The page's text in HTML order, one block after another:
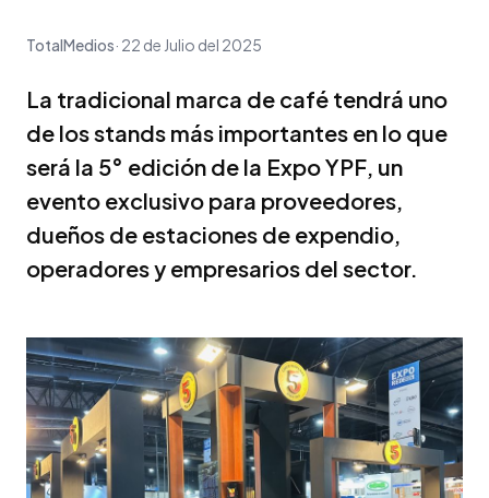
TotalMedios 22 de Julio del 2025
La tradicional marca de café tendrá uno
de los stands más importantes en lo que
será la 5° edición de la Expo YPF, un
evento exclusivo para proveedores,
dueños de estaciones de expendio,
operadores y empresarios del sector.